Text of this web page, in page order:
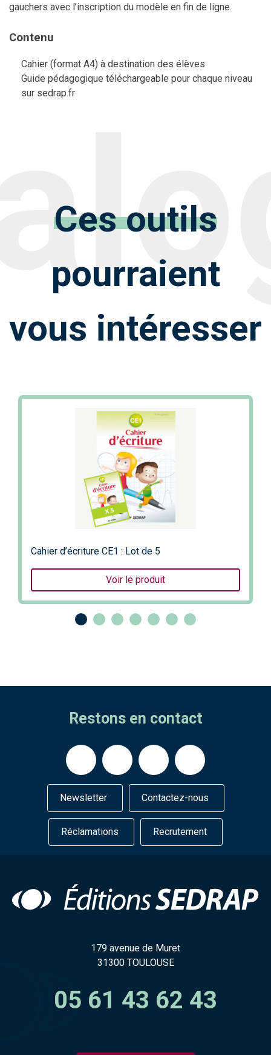
gauchers avec l’inscription du modèle en fin de ligne.
Contenu
Cahier (format A4) à destination des élèves
Guide pédagogique téléchargeable pour chaque niveau
sur sedrap.fr
Ces outils
pourraient
vous intéresser
Cahier d’écriture CE1 : Lot de 5
Voir le produit
Restons en contact
Newsletter Contactez-nous
Réclamations Recrutement
179 avenue de Muret
31300 TOULOUSE
05 61 43 62 43